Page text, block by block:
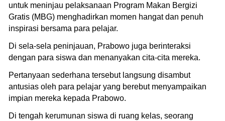
untuk meninjau pelaksanaan Program Makan Bergizi
Gratis (MBG) menghadirkan momen hangat dan penuh
inspirasi bersama para pelajar.
Di sela-sela peninjauan, Prabowo juga berinteraksi
dengan para siswa dan menanyakan cita-cita mereka.
Pertanyaan sederhana tersebut langsung disambut
antusias oleh para pelajar yang berebut menyampaikan
impian mereka kepada Prabowo.
Di tengah kerumunan siswa di ruang kelas, seorang